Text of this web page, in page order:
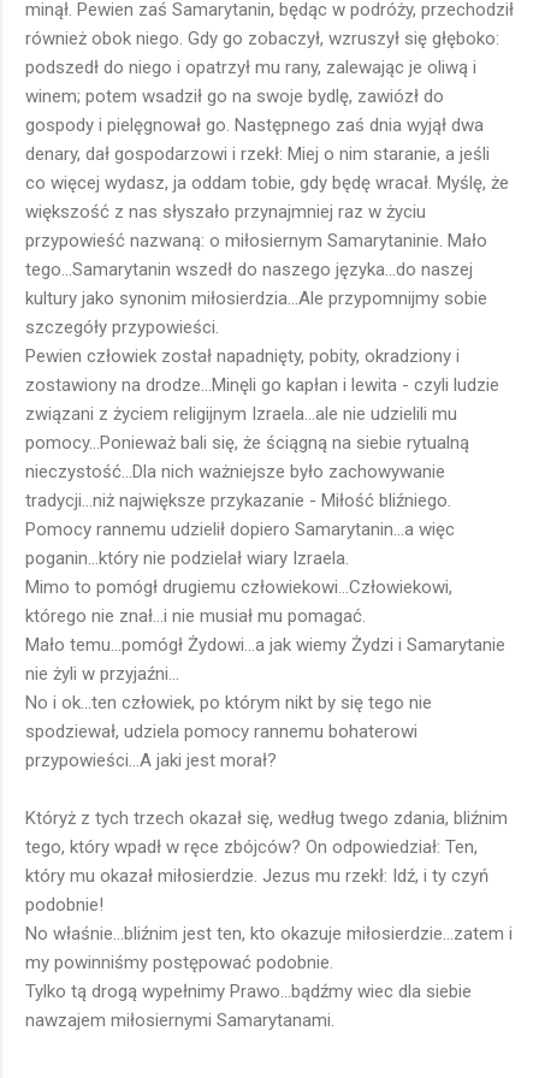
minął. Pewien zaś Samarytanin, będąc w podróży, przechodził
również obok niego. Gdy go zobaczył, wzruszył się głęboko:
podszedł do niego i opatrzył mu rany, zalewając je oliwą i
winem; potem wsadził go na swoje bydlę, zawiózł do
gospody i pielęgnował go. Następnego zaś dnia wyjął dwa
denary, dał gospodarzowi i rzekł: Miej o nim staranie, a jeśli
co więcej wydasz, ja oddam tobie, gdy będę wracał. Myślę, że
większość z nas słyszało przynajmniej raz w życiu
przypowieść nazwaną: o miłosiernym Samarytaninie. Mało
tego...Samarytanin wszedł do naszego języka...do naszej
kultury jako synonim miłosierdzia...Ale przypomnijmy sobie
szczegóły przypowieści.
Pewien człowiek został napadnięty, pobity, okradziony i
zostawiony na drodze...Minęli go kapłan i lewita - czyli ludzie
związani z życiem religijnym Izraela...ale nie udzielili mu
pomocy...Ponieważ bali się, że ściągną na siebie rytualną
nieczystość...Dla nich ważniejsze było zachowywanie
tradycji...niż największe przykazanie - Miłość bliźniego.
Pomocy rannemu udzielił dopiero Samarytanin...a więc
poganin...który nie podzielał wiary Izraela.
Mimo to pomógł drugiemu człowiekowi...Człowiekowi,
którego nie znał...i nie musiał mu pomagać.
Mało temu...pomógł Żydowi...a jak wiemy Żydzi i Samarytanie
nie żyli w przyjaźni...
No i ok...ten człowiek, po którym nikt by się tego nie
spodziewał, udziela pomocy rannemu bohaterowi
przypowieści...A jaki jest morał?
Któryż z tych trzech okazał się, według twego zdania, bliźnim
tego, który wpadł w ręce zbójców? On odpowiedział: Ten,
który mu okazał miłosierdzie. Jezus mu rzekł: Idź, i ty czyń
podobnie!
No właśnie...bliźnim jest ten, kto okazuje miłosierdzie...zatem i
my powinniśmy postępować podobnie.
Tylko tą drogą wypełnimy Prawo...bądźmy wiec dla siebie
nawzajem miłosiernymi Samarytanami.